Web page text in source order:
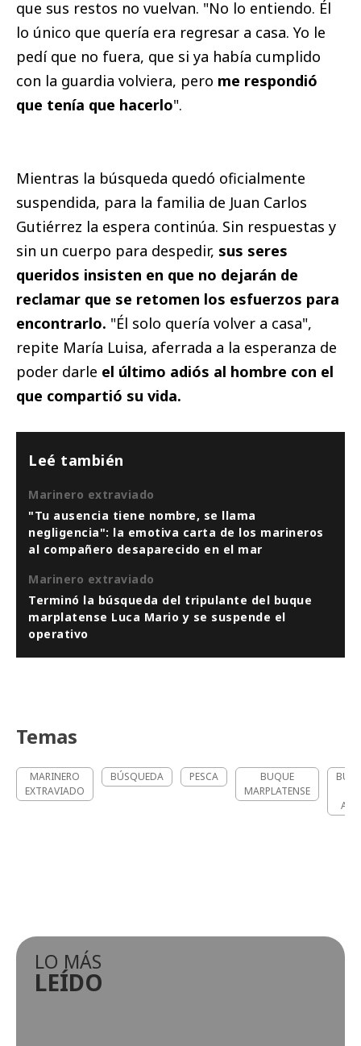
que sus restos no vuelvan. "No lo entiendo. Él
lo único que quería era regresar a casa. Yo le
pedí que no fuera, que si ya había cumplido
con la guardia volviera, pero me respondió
que tenía que hacerlo".
Mientras la búsqueda quedó oficialmente
suspendida, para la familia de Juan Carlos
Gutiérrez la espera continúa. Sin respuestas y
sin un cuerpo para despedir, sus seres
queridos insisten en que no dejarán de
reclamar que se retomen los esfuerzos para
encontrarlo. "Él solo quería volver a casa",
repite María Luisa, aferrada a la esperanza de
poder darle el último adiós al hombre con el
que compartió su vida.
Leé también
Marinero extraviado
"Tu ausencia tiene nombre, se llama
negligencia": la emotiva carta de los marineros
al compañero desaparecido en el mar
Marinero extraviado
Terminó la búsqueda del tripulante del buque
marplatense Luca Mario y se suspende el
operativo
Temas
MARINERO
EXTRAVIADO
BÚSQUEDA PESCA
BUQUE
MARPLATENSE
LO MÁS
LEÍDO